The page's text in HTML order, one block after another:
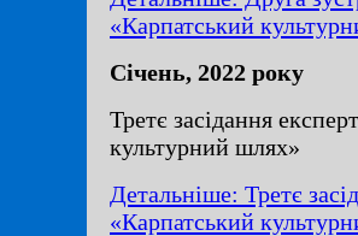
«Карпатський
Січень, 2022 року
Третє засідання
культурний шлях»
Детальніше: Третє
«Карпатський